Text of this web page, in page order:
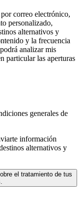
correo electrónico,
personalizado,
alternativos y
y la frecuencia
analizar mis
particular las aperturas
generales de
información
alternativos y
el tratamiento de tus